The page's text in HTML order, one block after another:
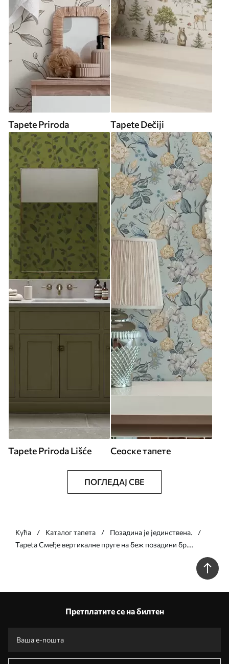
Tapete Priroda Tapete Dečiji
Tapete Priroda Lišće Сеоске тапете
ПОГЛЕДАЈ СВЕ
Кућа Каталог тапета
Позадина је јединствена.
Tapeta Смеђе вертикалне пруге на беж позадини бр.
Претплатите се на билтен